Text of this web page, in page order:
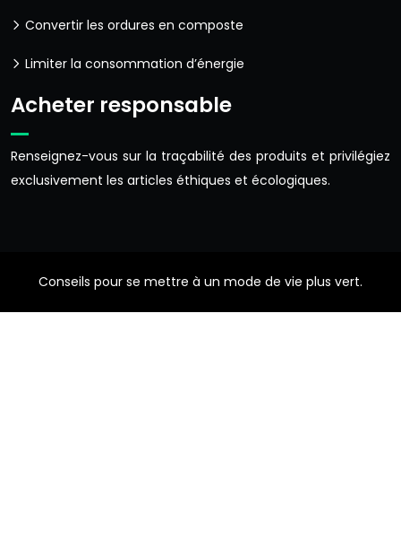
Convertir les ordures en composte
Limiter la consommation d’énergie
Acheter responsable
Renseignez-vous sur la traçabilité des produits et privilégiez
exclusivement les articles éthiques et écologiques.
Conseils pour se mettre à un mode de vie plus vert.